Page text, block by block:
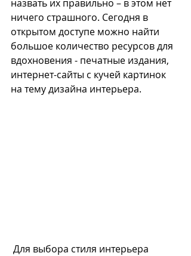
назвать их правильно – в этом нет
ничего страшного. Сегодня в
открытом доступе можно найти
большое количество ресурсов для
вдохновения - печатные издания,
интернет-сайты с кучей картинок
на тему дизайна интерьера.